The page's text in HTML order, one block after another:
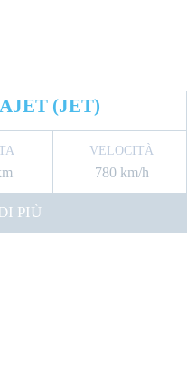
(JET)
VELOCITÀ
780 km/h
PIÙ